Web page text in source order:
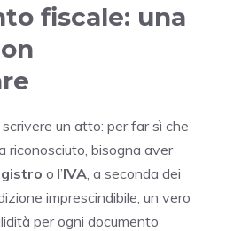
fiscale: una
un atto: per far sì che
riconosciuto, bisogna aver
o l’IVA , a seconda dei
imprescindibile, un vero
per ogni documento